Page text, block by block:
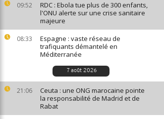
09:52
RDC : Ebola tue plus de 300 enfants,
l'ONU alerte sur une crise sanitaire
majeure
08:33
Espagne : vaste réseau de
trafiquants démantelé en
Méditerranée
7 août 2026
21:06
Ceuta : une ONG marocaine pointe
la responsabilité de Madrid et de
Rabat